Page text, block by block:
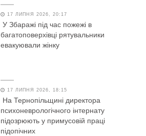
17 ЛИПНЯ 2026, 20:17
У Збаражі під час пожежі в
багатоповерхівці рятувальники
евакуювали жінку
17 ЛИПНЯ 2026, 18:15
На Тернопільщині директора
психоневрологічного інтернату
підозрюють у примусовій праці
підопічних